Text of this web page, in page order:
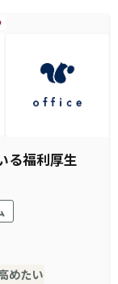
る福利厚生
めたい